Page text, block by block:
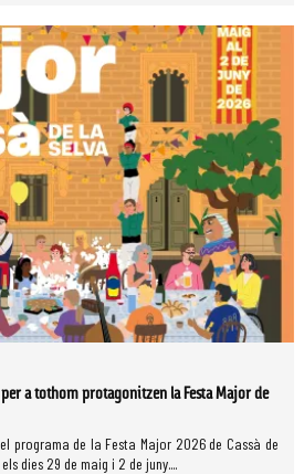
a tothom protagonitzen la Festa Major de
programa de la Festa Major 2026 de Cassà de
dies 29 de maig i 2 de juny....